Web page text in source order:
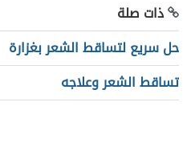
ذات صلة
حل سريع لتساقط الشعر بغزارة
تساقط الشعر وعلاجه